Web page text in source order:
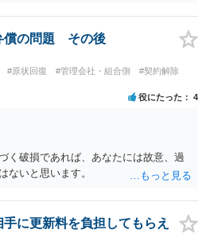
償の問題 その後
#原状回復 #管理会社・組合側
#契約解除
役にたった 4
く破損であれば、あなたには故意、過
ないと思います。
に更新料を負担してもらえ